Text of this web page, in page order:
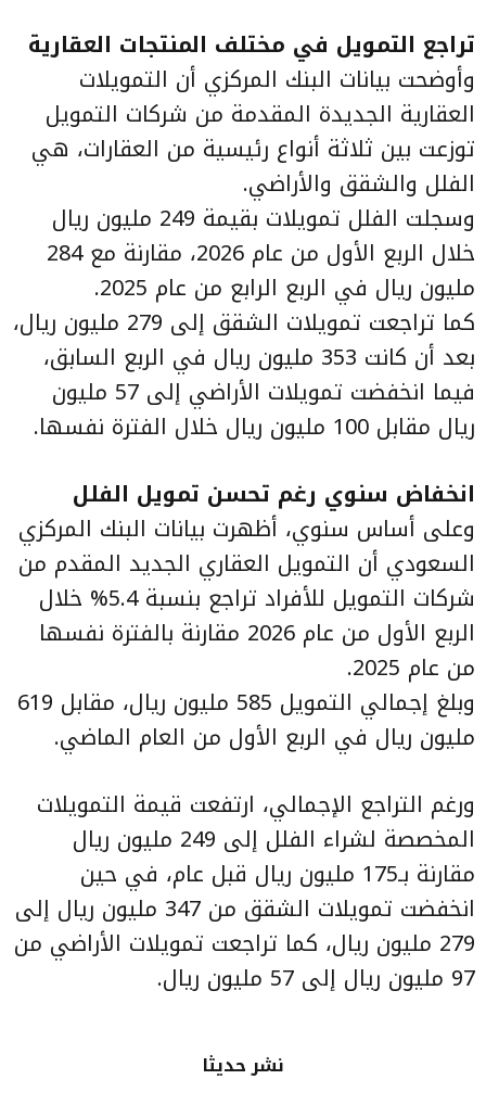
تراجع التمويل في مختلف المنتجات العقارية
وأوضحت بيانات البنك المركزي أن التمويلات
العقارية الجديدة المقدمة من شركات التمويل
توزعت بين ثلاثة أنواع رئيسية من العقارات، هي
الفلل والشقق والأراضي.
وسجلت الفلل تمويلات بقيمة 249 مليون ريال
خلال الربع الأول من عام 2026، مقارنة مع 284
مليون ريال في الربع الرابع من عام 2025.
كما تراجعت تمويلات الشقق إلى 279 مليون ريال،
بعد أن كانت 353 مليون ريال في الربع السابق،
فيما انخفضت تمويلات الأراضي إلى 57 مليون
ريال مقابل 100 مليون ريال خلال الفترة نفسها.
انخفاض سنوي رغم تحسن تمويل الفلل
وعلى أساس سنوي، أظهرت بيانات البنك المركزي
السعودي أن التمويل العقاري الجديد المقدم من
شركات التمويل للأفراد تراجع بنسبة 5.4% خلال
الربع الأول من عام 2026 مقارنة بالفترة نفسها
من عام 2025.
وبلغ إجمالي التمويل 585 مليون ريال، مقابل 619
مليون ريال في الربع الأول من العام الماضي.
ورغم التراجع الإجمالي، ارتفعت قيمة التمويلات
المخصصة لشراء الفلل إلى 249 مليون ريال
مقارنة بـ175 مليون ريال قبل عام، في حين
انخفضت تمويلات الشقق من 347 مليون ريال إلى
279 مليون ريال، كما تراجعت تمويلات الأراضي من
97 مليون ريال إلى 57 مليون ريال.
نشر حديثا